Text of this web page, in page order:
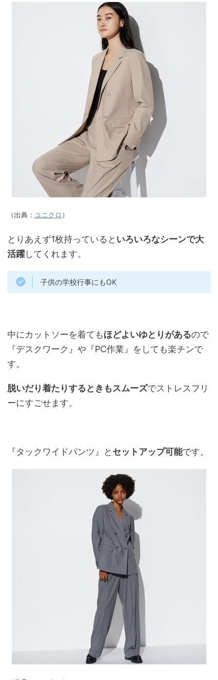
（出典： ユニクロ ）
とりあえず1枚持っていると いろいろなシーンで大
活躍してくれます。
子供の学校行事にもOK
中にカットソーを着てもほどよいゆとりがあるので
『デスクワーク』や『PC作業』をしても楽チンで
す。
脱いだり着たりするときもスムーズでストレスフリ
ーにすごせます。
『タックワイドパンツ』と セットアップ可能です。